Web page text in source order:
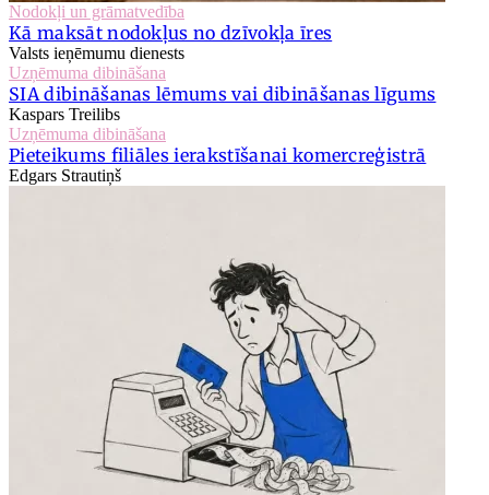
Nodokļi un grāmatvedība
Kā maksāt nodokļus no dzīvokļa īres
Valsts ieņēmumu dienests
Uzņēmuma dibināšana
SIA dibināšanas lēmums vai dibināšanas līgums
Kaspars Treilibs
Uzņēmuma dibināšana
Pieteikums filiāles ierakstīšanai komercreģistrā
Edgars Strautiņš